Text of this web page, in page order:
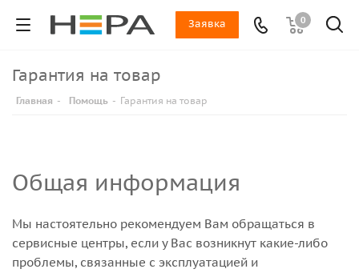
0
Заявка
Гарантия на товар
Главная - Помощь - Гарантия на товар
Общая информация
Мы настоятельно рекомендуем Вам обращаться в
сервисные центры, если у Вас возникнут какие-либо
проблемы, связанные с эксплуатацией и